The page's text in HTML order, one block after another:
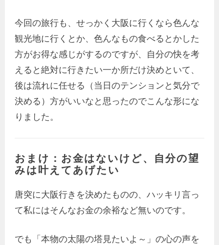
今回の旅行も、せっかく大阪に行くなら色んな
観光地に行くとか、色んなもの食べるとかした
方がお得な感じがするのですが、自分の快を考
えると絶対に行きたい一か所だけ決めといて、
後は流れに任せる（当日のテンションと気分で
決める）方がいいなと思ったのでこんな形にな
りました。
おまけ：お金はないけど、自分の望
みは叶えてあげたい
唐突に大阪行きを決めたものの、ハッキリ言っ
て私にはそんなお金の余裕など無いのです。
でも「本物の太陽の塔見たいよ～」の心の声を